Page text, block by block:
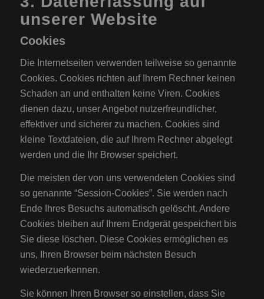
unserer Website
Cookies
Die Internetseiten verwenden teilweise so genannte
Cookies. Cookies richten auf Ihrem Rechner keinen
Schaden an und enthalten keine Viren. Cookies
dienen dazu, unser Angebot nutzerfreundlicher,
effektiver und sicherer zu machen. Cookies sind
kleine Textdateien, die auf Ihrem Rechner abgelegt
werden und die Ihr Browser speichert.
Die meisten der von uns verwendeten Cookies sind
so genannte “Session-Cookies”. Sie werden nach
Ende Ihres Besuchs automatisch gelöscht. Andere
Cookies bleiben auf Ihrem Endgerät gespeichert bis
Sie diese löschen. Diese Cookies ermöglichen es
uns, Ihren Browser beim nächsten Besuch
wiederzuerkennen.
Sie können Ihren Browser so einstellen, dass Sie